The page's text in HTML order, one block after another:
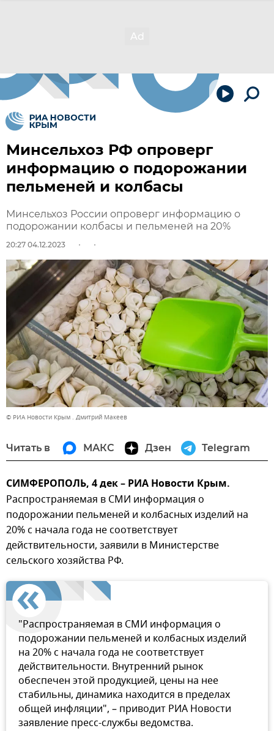
Минсельхоз РФ опроверг
информацию о подорожании
пельменей и колбасы
Минсельхоз России опроверг информацию о
подорожании колбасы и пельменей на 20%
20:27 04.12.2023
© РИА Новости Крым . Дмитрий Макеев
Читать в МАКС Дзен Telegram
СИМФЕРОПОЛЬ, 4 дек – РИА Новости Крым.
Распространяемая в СМИ информация о
подорожании пельменей и колбасных изделий на
20% с начала года не соответствует
действительности, заявили в Министерстве
сельского хозяйства РФ.
"Распространяемая в СМИ информация о
подорожании пельменей и колбасных изделий
на 20% с начала года не соответствует
действительности. Внутренний рынок
обеспечен этой продукцией, цены на нее
стабильны, динамика находится в пределах
общей инфляции", – приводит РИА Новости
заявление пресс-службы ведомства.